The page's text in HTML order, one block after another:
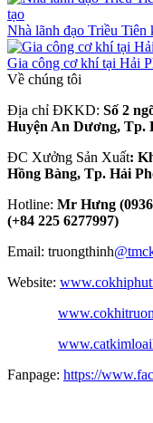
Nhà lãnh đạo Triều Tiên
Gia công cơ khí tại Hải
Về chúng tôi
Địa chỉ ĐKKD: Số 2
Huyện An Dương, Tp.
ĐC Xưởng Sản Xuất:
Hồng Bàng, Tp. Hải
Hotline: Mr Hưng
(+84 225 6277997)
Email: truongthinh
Website:
Fanpage: https://